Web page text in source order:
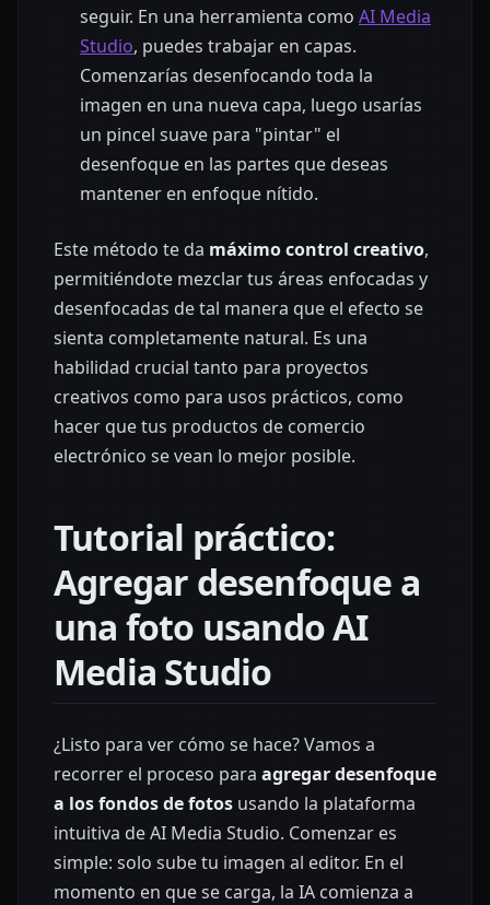
seguir. En una herramienta como AI Media
Studio, puedes trabajar en capas.
Comenzarías desenfocando toda la
imagen en una nueva capa, luego usarías
un pincel suave para "pintar" el
desenfoque en las partes que deseas
mantener en enfoque nítido.
Este método te da máximo control creativo,
permitiéndote mezclar tus áreas enfocadas y
desenfocadas de tal manera que el efecto se
sienta completamente natural. Es una
habilidad crucial tanto para proyectos
creativos como para usos prácticos, como
hacer que tus productos de comercio
electrónico se vean lo mejor posible.
Tutorial práctico:
Agregar desenfoque a
una foto usando AI
Media Studio
¿Listo para ver cómo se hace? Vamos a
recorrer el proceso para agregar desenfoque
a los fondos de fotos usando la plataforma
intuitiva de AI Media Studio. Comenzar es
simple: solo sube tu imagen al editor. En el
momento en que se carga, la IA comienza a